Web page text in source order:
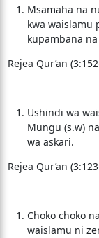
Msamaha na
kwa waislamu
kupambana
Rejea Qur’an
Ushindi wa
Mungu (s.w)
wa askari.
Rejea Qur’an
Choko choko
waislamu ni